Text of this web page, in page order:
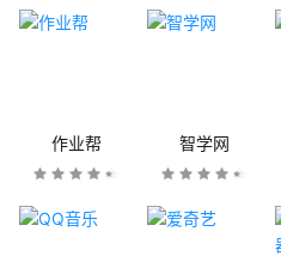
作业帮 智学网